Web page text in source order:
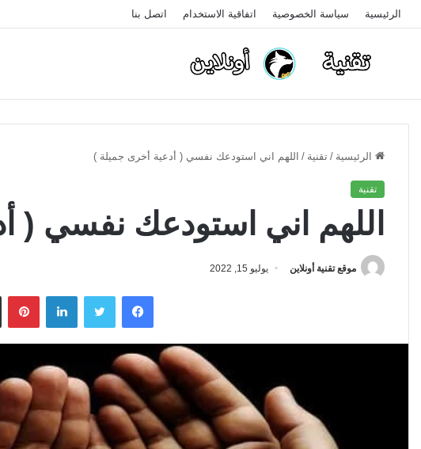
الرئيسية سياسة الخصوصية اتفاقية الاستخدام اتصل بنا
الرئيسية / تقنية / اللهم اني استودعك نفسي ( أدعية أخرى جميلة )
تقنية
اللهم اني استودعك نفسي (
موقع تقنية أونلاين يوليو 15, 2022
فيسبوك تويتر لينكدإن